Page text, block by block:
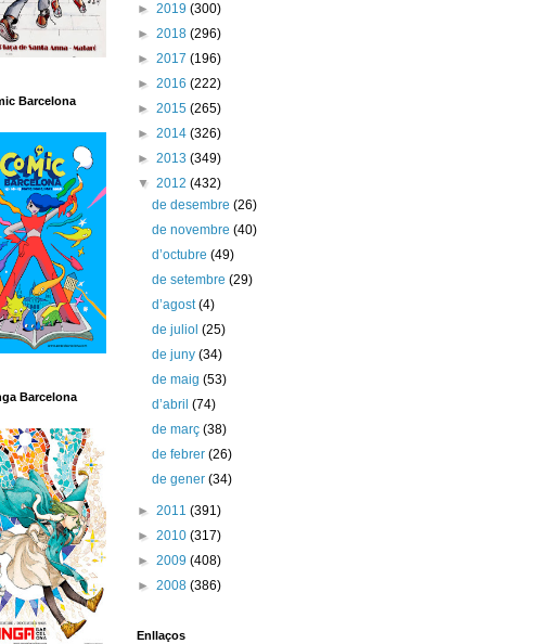
Barcelona
Barcelona
► 2019 (300)
► 2018 (296)
► 2017 (196)
► 2016 (222)
► 2015 (265)
► 2014 (326)
► 2013 (349)
▼ 2012 (432)
de desembre(26)
de novembre(40)
d’octubre(49)
de setembre(29)
d’agost(4)
de juliol(25)
de juny(34)
de maig(53)
d’abril(74)
de març(38)
de febrer(26)
de gener(34)
► 2011 (391)
► 2010 (317)
► 2009 (408)
► 2008 (386)
Enllaços